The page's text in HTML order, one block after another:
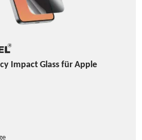
Impact Glass für Apple